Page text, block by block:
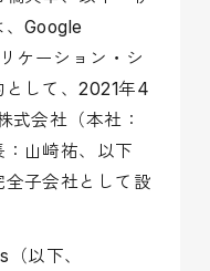
Google
ケーション・シ
として、2021年4
式会社（本社：
山崎祐、以下
全子会社として設
以下、